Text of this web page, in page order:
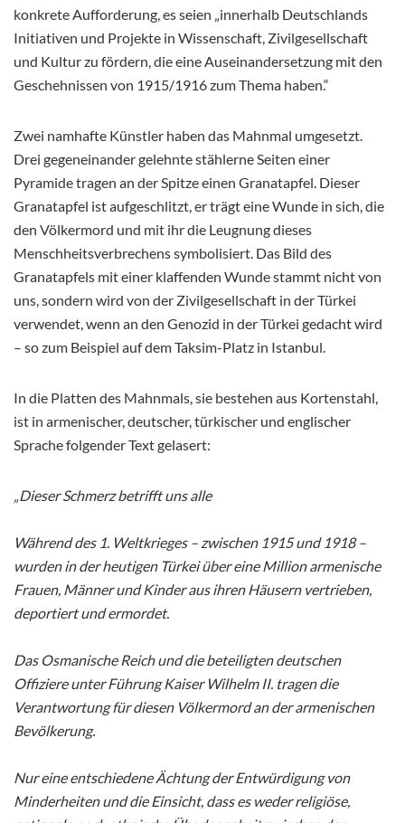
konkrete Aufforderung, es seien „innerhalb Deutschlands
Initiativen und Projekte in Wissenschaft, Zivilgesellschaft
und Kultur zu fördern, die eine Auseinandersetzung mit den
Geschehnissen von 1915/1916 zum Thema haben.“
Zwei namhafte Künstler haben das Mahnmal umgesetzt.
Drei gegeneinander gelehnte stählerne Seiten einer
Pyramide tragen an der Spitze einen Granatapfel. Dieser
Granatapfel ist aufgeschlitzt, er trägt eine Wunde in sich, die
den Völkermord und mit ihr die Leugnung dieses
Menschheitsverbrechens symbolisiert. Das Bild des
Granatapfels mit einer klaffenden Wunde stammt nicht von
uns, sondern wird von der Zivilgesellschaft in der Türkei
verwendet, wenn an den Genozid in der Türkei gedacht wird
– so zum Beispiel auf dem Taksim-Platz in Istanbul.
In die Platten des Mahnmals, sie bestehen aus Kortenstahl,
ist in armenischer, deutscher, türkischer und englischer
Sprache folgender Text gelasert:
„Dieser Schmerz betrifft uns alle
Während des 1. Weltkrieges – zwischen 1915 und 1918 –
wurden in der heutigen Türkei über eine Million armenische
Frauen, Männer und Kinder aus ihren Häusern vertrieben,
deportiert und ermordet.
Das Osmanische Reich und die beteiligten deutschen
Offiziere unter Führung Kaiser Wilhelm II. tragen die
Verantwortung für diesen Völkermord an der armenischen
Bevölkerung.
Nur eine entschiedene Ächtung der Entwürdigung von
Minderheiten und die Einsicht, dass es weder religiöse,